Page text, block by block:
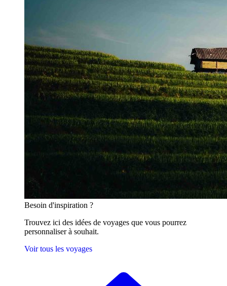
Besoin d'inspiration ?
Trouvez ici des idées de voyages que vous pourrez
personnaliser à souhait.
Voir tous les voyages